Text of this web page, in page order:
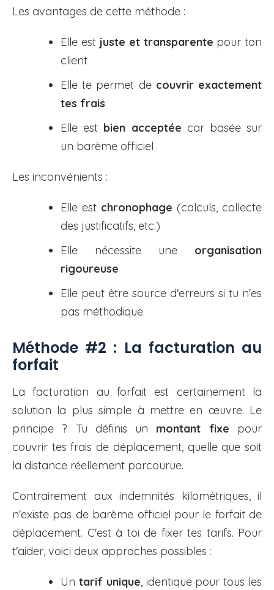
Les avantages de cette méthode :
Elle est juste et transparente pour ton
client
Elle te permet de couvrir exactement
tes frais
Elle est bien acceptée car basée sur
un barème officiel
Les inconvénients :
Elle est chronophage (calculs, collecte
des justificatifs, etc.)
Elle nécessite une organisation
rigoureuse
Elle peut être source d'erreurs si tu n'es
pas méthodique
Méthode #2 : La facturation au
forfait
La facturation au forfait est certainement la
solution la plus simple à mettre en œuvre. Le
principe ? Tu définis un montant fixe pour
couvrir tes frais de déplacement, quelle que soit
la distance réellement parcourue.
Contrairement aux indemnités kilométriques, il
n'existe pas de barème officiel pour le forfait de
déplacement. C'est à toi de fixer tes tarifs. Pour
t'aider, voici deux approches possibles :
Un tarif unique, identique pour tous les